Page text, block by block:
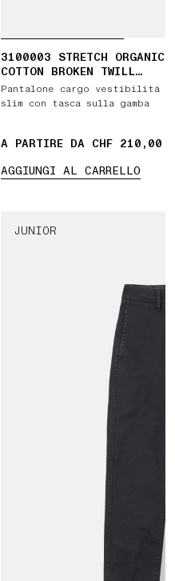
3100003 STRETCH ORGANIC
COTTON BROKEN TWILL
'OLD' EFFECT
Pantalone cargo vestibilità
slim con tasca sulla gamba
A PARTIRE DA CHF 210,00
AGGIUNGI AL CARRELLO
JUNIOR